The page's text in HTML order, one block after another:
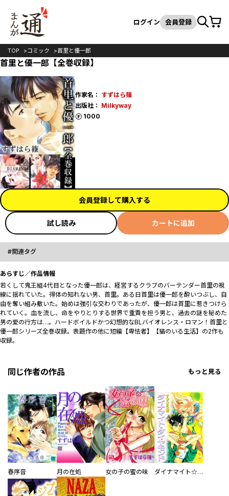
検索
ログイン 会員登録カート
TOP コミック 首里と優一郎
首里と優一郎【全巻収録】
作家名： すずはら篠
出版社： Milkyway
1000
ポイント
会員登録して購入する
試し読み カートに追加
関連タグ
あらすじ／作品情報
若くして鬼王組4代目となった優一郎は、経営するクラブのバーテンダー首里の視
線に揺れていた。得体の知れない男、首里。ある日首里は優一郎を酔いつぶし、自
由を奪い組み敷いた。始めは強引な交わりであったが、優一郎は首里に惹きつけら
れていく。血を流し、命をやりとりする世界で重責を担う男と、過去の謎を秘めた
男の愛の行方は…。ハードボイルドかつ幻想的なBLバイオレンス・ロマン！首里と
優一郎シリーズ全巻収録。表題作の他に短編【卑怯者】【猫のいる生活】の2作も
収録。
同じ作者の作品 もっと見る
春序音 月の在処 女の子の蜜の味 ダイナマイト☆ダイヤモンド